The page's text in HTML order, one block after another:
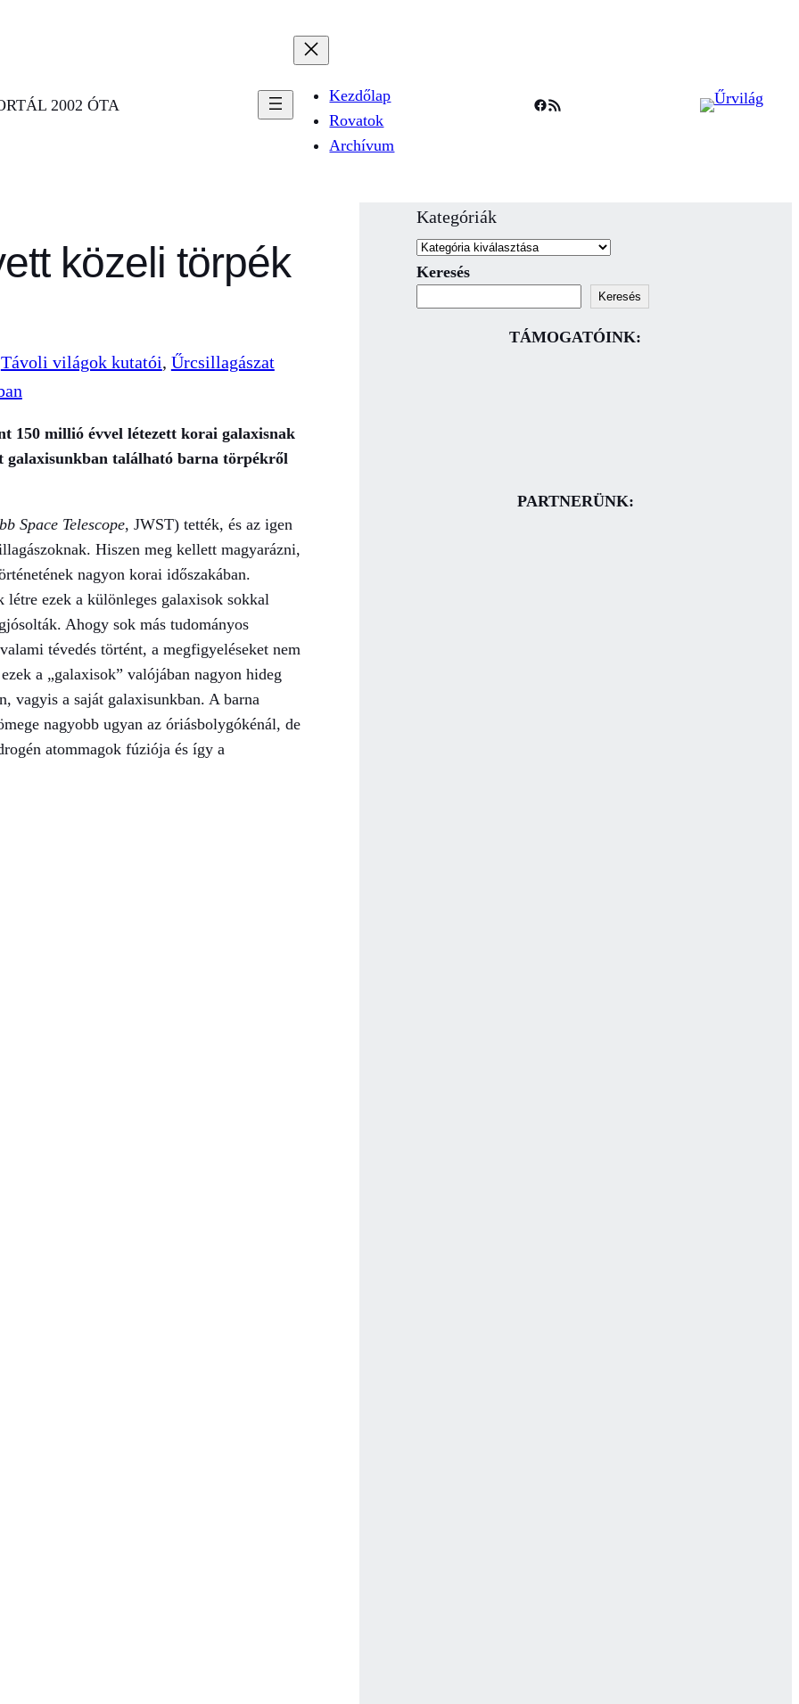
2002 ÓTA
Kezdőlap
Rovatok
Archívum
Facebook
RSS Feed
közeli törpék
Távoli világok kutatói, Űrcsillagászat
150 millió évvel létezett korai galaxisnak
található barna törpékről
Space Telescope, JWST) tették, és az igen
Hiszen meg kellett magyarázni,
nagyon korai időszakában.
ezek a különleges galaxisok sokkal
Ahogy sok más tudományos
tévedés történt, a megfigyeléseket nem
a „galaxisok” valójában nagyon hideg
vagyis a saját galaxisunkban. A barna
nagyobb ugyan az óriásbolygókénál, de
atommagok fúziója és így a
Kategóriák
Keresés
Keresés
TÁMOGATÓINK:
PARTNERÜNK: